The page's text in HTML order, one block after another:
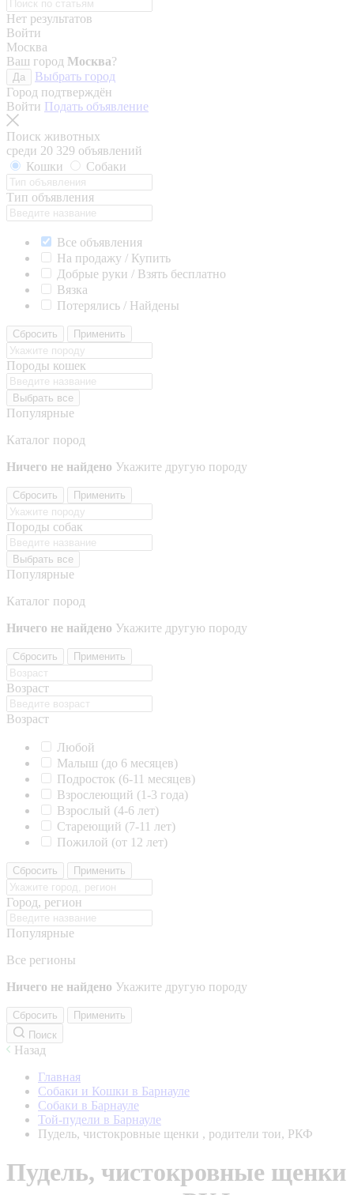
Нет результатов
Войти
Москва
Ваш город Москва?
Да
Выбрать город
Город подтверждён
Войти Подать объявление
Поиск животных
среди 20 329 объявлений
Кошки
Собаки
Тип объявления
Все объявления
На продажу / Купить
Добрые руки / Взять бесплатно
Вязка
Потерялись / Найдены
Сбросить Применить
Породы кошек
Выбрать все
Популярные
Каталог пород
Ничего не найдено Укажите другую породу
Сбросить Применить
Породы собак
Выбрать все
Популярные
Каталог пород
Ничего не найдено Укажите другую породу
Сбросить Применить
Возраст
Возраст
Любой
Малыш (до 6 месяцев)
Подросток (6-11 месяцев)
Взрослеющий (1-3 года)
Взрослый (4-6 лет)
Стареющий (7-11 лет)
Пожилой (от 12 лет)
Сбросить Применить
Город, регион
Популярные
Все регионы
Ничего не найдено Укажите другую породу
Сбросить
Применить
Поиск
Назад
Главная
Собаки и Кошки в Барнауле
Собаки в Барнауле
Той-пудели в Барнауле
Пудель, чистокровные щенки , родители тои, РКФ
Пудель, чистокровные щенки